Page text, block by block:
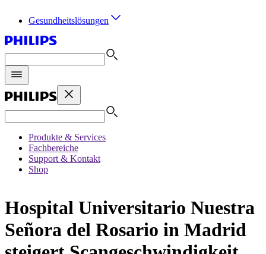
Gesundheitslösungen
Produkte & Services
Fachbereiche
Support & Kontakt
Shop
Hospital Universitario Nuestra
Señora del Rosario in Madrid